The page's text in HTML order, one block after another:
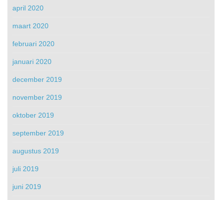
april 2020
maart 2020
februari 2020
januari 2020
december 2019
november 2019
oktober 2019
september 2019
augustus 2019
juli 2019
juni 2019